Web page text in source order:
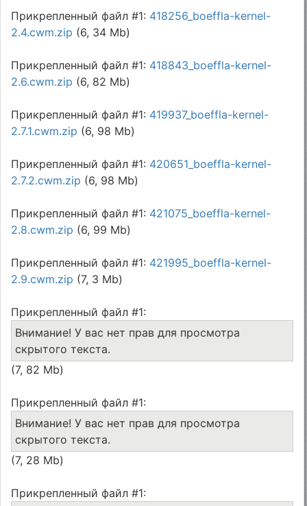
Прикрепленный файл #1: 418256_boeffla-kernel-
2.4.cwm.zip (6, 34 Mb)
Прикрепленный файл #1: 418843_boeffla-kernel-
2.6.cwm.zip (6, 82 Mb)
Прикрепленный файл #1: 419937_boeffla-kernel-
2.7.1.cwm.zip (6, 98 Mb)
Прикрепленный файл #1: 420651_boeffla-kernel-
2.7.2.cwm.zip (6, 98 Mb)
Прикрепленный файл #1: 421075_boeffla-kernel-
2.8.cwm.zip (6, 99 Mb)
Прикрепленный файл #1: 421995_boeffla-kernel-
2.9.cwm.zip (7, 3 Mb)
Прикрепленный файл #1:
Внимание! У вас нет прав для просмотра
скрытого текста.
(7, 82 Mb)
Прикрепленный файл #1:
Внимание! У вас нет прав для просмотра
скрытого текста.
(7, 28 Mb)
Прикрепленный файл #1: